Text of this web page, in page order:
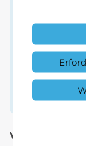
Vorteile bei der